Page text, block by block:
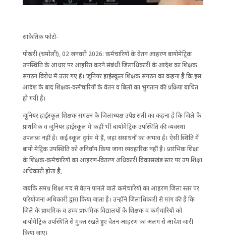
सांकेतिक फोटो-
पोखरी (चमोली), 02 जनवरी 2026: कर्मचारियों के वेतन आहरण बायोमेट्रिक
उपस्थिति के आधार पर आहरित करने संबंधी जिलाधिकारी के आदेश का शिक्षक
संगठन विरोध में उतर गए हैं। जूनियर हाईस्कूल शिक्षक संगठन का कहना है कि इस
आदेश के बाद शिक्षक-कर्मचारियों के वेतन व बिलों का भुगतान की प्रक्रिया बाधित
हो गयी है।
जूनियर हाईस्कूल शिक्षक संगठन के जिलाध्यक्ष उपेंद्र सती का कहना है कि जिले के
प्राथमिक व जूनियर हाईस्कूल में कहीं भी बायोमेट्रिक उपस्थिति की व्यवस्था
उपलब्ध नहीं है। कई स्कूल दुर्गम में हैं, जहां संसाधनों का अभाव है। ऐसी स्थिति में
बायो मेट्रिक उपस्थिति को अनिर्वाय किया जाना व्यवहारिक नहीं है। प्रारंभिक शिक्षा
के शिक्षक-कर्मचारियों का आहरण-वितरण अधिकारी विकासखंड स्तर पर उप शिक्षा
अधिकारी होता है,
जबकि समग्र शिक्षा मद से वेतन पानले वाले कर्मचारियों का आहरण जिला स्तर पर
परियोजना अधिकारी द्वारा किया जाता है। उन्होंने जिलाधिकारी से मांग की है कि
जिले के प्राथमिक व उच्च प्राथमिक विद्यालयों के शिक्षक व कर्मचारियों को
बायोमेट्रिक उपस्थिति से मुक्त रखते हुए वेतन आहरण का अलग से आदेश जारी
किया जाए।